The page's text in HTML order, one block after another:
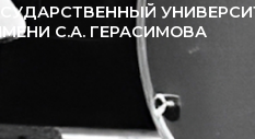
С.А. ГЕРАСИМОВА